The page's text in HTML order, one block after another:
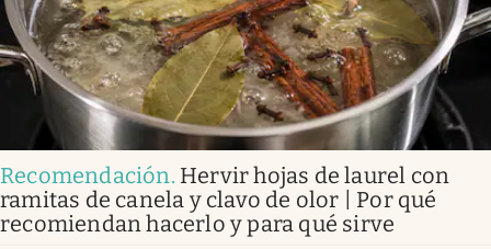
Recomendación. Hervir hojas de laurel con
ramitas de canela y clavo de olor | Por qué
recomiendan hacerlo y para qué sirve